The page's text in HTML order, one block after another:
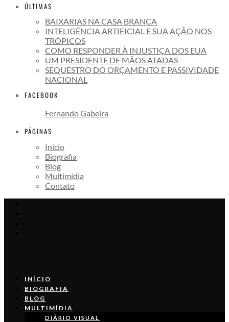
ÚLTIMAS
BAIXARIAS NA CASA BRANCA
INTELIGÊNCIA ARTIFICIAL E SUA AÇÃO NOS
TRÓPICOS
COMO RESPONDER À INJUSTIÇA DOS EUA
UM PRESIDENTE DE MÃOS ATADAS
SEQUESTRO DO ORÇAMENTO E PASSIVIDADE
NACIONAL
FACEBOOK
Fernando Gabeira
PÁGINAS
Início
Biografia
Blog
Multimídia
Contato
INÍCIO
BIOGRAFIA
BLOG
MULTIMÍDIA
DIÁRIO VISUAL